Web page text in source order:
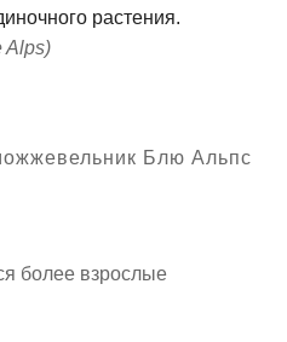
растения.
Alps)
Блю Альпс
более взрослые